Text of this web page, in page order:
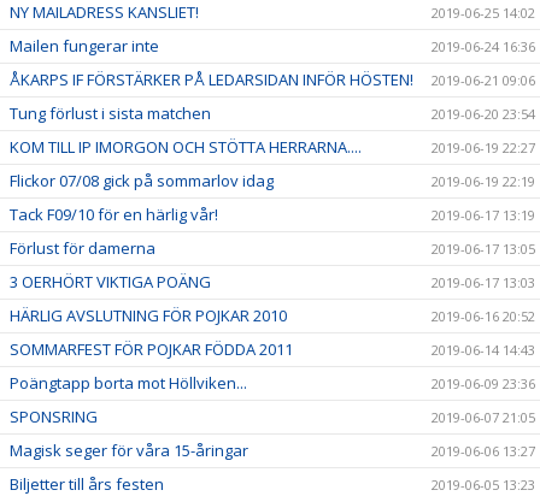
NY MAILADRESS KANSLIET! 2019-06-25 14:02
Mailen fungerar inte 2019-06-24 16:36
ÅKARPS IF FÖRSTÄRKER PÅ LEDARSIDAN INFÖR HÖSTEN! 2019-06-21 09:06
Tung förlust i sista matchen 2019-06-20 23:54
KOM TILL IP IMORGON OCH STÖTTA HERRARNA.... 2019-06-19 22:27
Flickor 07/08 gick på sommarlov idag 2019-06-19 22:19
Tack F09/10 för en härlig vår! 2019-06-17 13:19
Förlust för damerna 2019-06-17 13:05
3 OERHÖRT VIKTIGA POÄNG 2019-06-17 13:03
HÄRLIG AVSLUTNING FÖR POJKAR 2010 2019-06-16 20:52
SOMMARFEST FÖR POJKAR FÖDDA 2011 2019-06-14 14:43
Poängtapp borta mot Höllviken... 2019-06-09 23:36
SPONSRING 2019-06-07 21:05
Magisk seger för våra 15-åringar 2019-06-06 13:27
Biljetter till års festen 2019-06-05 13:23